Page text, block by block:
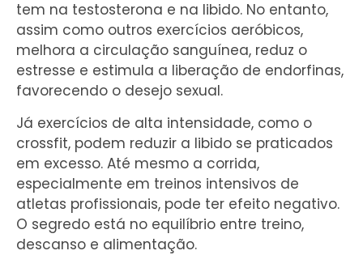
tem na testosterona e na libido. No entanto,
assim como outros exercícios aeróbicos,
melhora a circulação sanguínea, reduz o
estresse e estimula a liberação de endorfinas,
favorecendo o desejo sexual.
Já exercícios de alta intensidade, como o
crossfit, podem reduzir a libido se praticados
em excesso. Até mesmo a corrida,
especialmente em treinos intensivos de
atletas profissionais, pode ter efeito negativo.
O segredo está no equilíbrio entre treino,
descanso e alimentação.